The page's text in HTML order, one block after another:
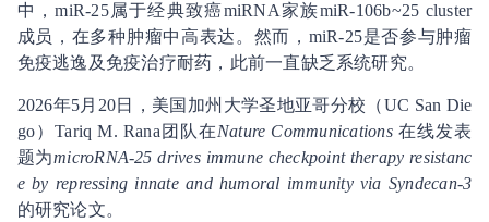
中，miR-25属于经典致癌miRNA家族miR-106b~25 cluster
成员，在多种肿瘤中高表达。然而，miR-25是否参与肿瘤
免疫逃逸及免疫治疗耐药，此前一直缺乏系统研究。
2026年5月20日，美国加州大学圣地亚哥分校（UC San Die
go）Tariq M. Rana团队在Nature Communications 在线发表
题为microRNA-25 drives immune checkpoint therapy resistanc
e by repressing innate and humoral immunity via Syndecan-3
的研究论文。